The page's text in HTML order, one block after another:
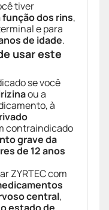
tiver
dos rins,
e para
de idade.
usar este
se você
ou a
à
contraindicado
grave da
de 12 anos
ZYRTEC com
central,